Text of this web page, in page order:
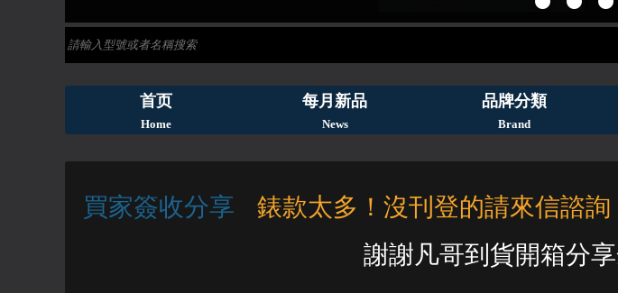
首页
Home
每月新品
News
品牌分類
Brand
買家簽收分享
錶款太多！沒刊登的請來信諮詢
謝謝凡哥到貨開箱分